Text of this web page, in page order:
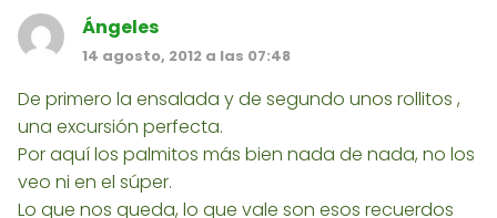
Ángeles
14 agosto, 2012 a las 07:48
De primero la ensalada y de segundo unos rollitos ,
una excursión perfecta.
Por aquí los palmitos más bien nada de nada, no los
veo ni en el súper.
Lo que nos queda, lo que vale son esos recuerdos